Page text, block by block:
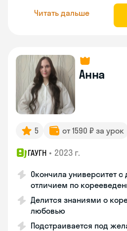
Читать дальше
Анна
5 от 1590 ₽ за урок
ГАУГН • 2023 г.
Окончила университет
отличием по
Делится знаниями о
любовью
Подстраивается под